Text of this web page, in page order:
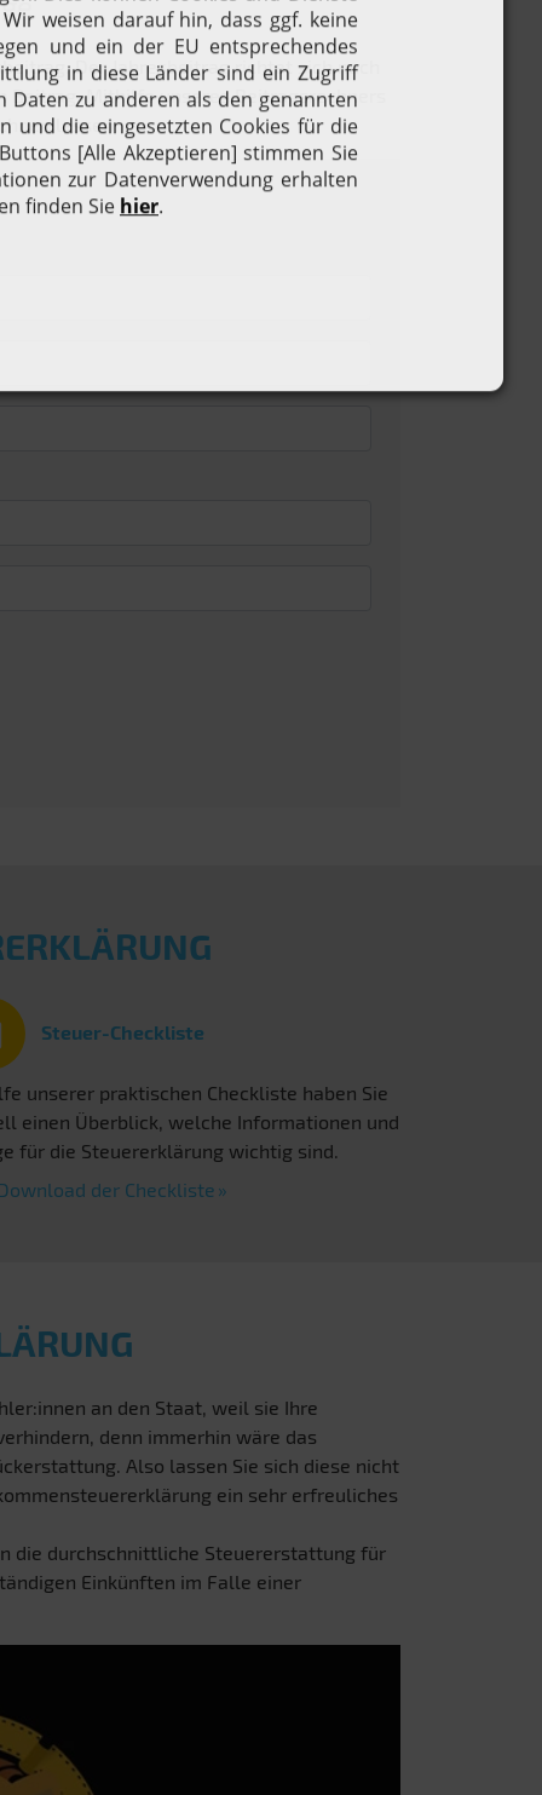
Der Jahresbeitrag richtet sich nach
Mithilfe unseres Beitragsrechners
lassen.
Steuer-Checkliste
unserer praktischen Checkliste haben Sie
einen Überblick, welche Informationen und
für die Steuererklärung wichtig sind.
der Checkliste
an den Staat, weil sie Ihre
denn immerhin wäre das
Also lassen Sie sich diese nicht
ein sehr erfreuliches
die durchschnittliche Steuererstattung für
Einkünften im Falle einer